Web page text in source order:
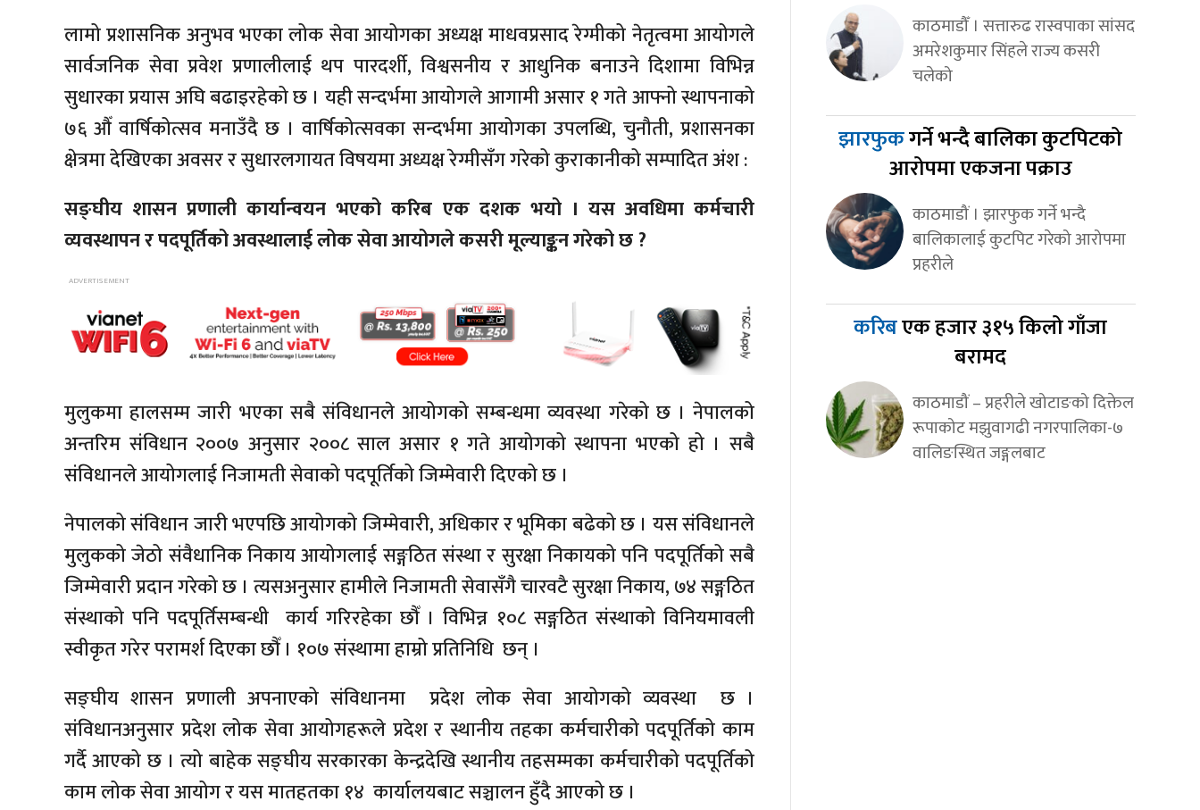
लामो प्रशासनिक अनुभव भएका लोक सेवा आयोगका अध्यक्ष माधवप्रसाद रेग्मीको नेतृत्वमा आयोगले
सार्वजनिक सेवा प्रवेश प्रणालीलाई थप पारदर्शी, विश्वसनीय र आधुनिक बनाउने दिशामा विभिन्न
सुधारका प्रयास अघि बढाइरहेको छ । यही सन्दर्भमा आयोगले आगामी असार १ गते आफ्नो स्थापनाको
७६ औँ वार्षिकोत्सव मनाउँदै छ । वार्षिकोत्सवका सन्दर्भमा आयोगका उपलब्धि, चुनौती, प्रशासनका
क्षेत्रमा देखिएका अवसर र सुधारलगायत विषयमा अध्यक्ष रेग्मीसँग गरेको कुराकानीको सम्पादित अंश :
सङ्घीय शासन प्रणाली कार्यान्वयन भएको करिब एक दशक भयो । यस अवधिमा कर्मचारी
व्यवस्थापन र पदपूर्तिको अवस्थालाई लोक सेवा आयोगले कसरी मूल्याङ्कन गरेको छ ?
मुलुकमा हालसम्म जारी भएका सबै संविधानले आयोगको सम्बन्धमा व्यवस्था गरेको छ । नेपालको
अन्तरिम संविधान २००७ अनुसार २००८ साल असार १ गते आयोगको स्थापना भएको हो । सबै
संविधानले आयोगलाई निजामती सेवाको पदपूर्तिको जिम्मेवारी दिएको छ ।
नेपालको संविधान जारी भएपछि आयोगको जिम्मेवारी, अधिकार र भूमिका बढेको छ । यस संविधानले
मुलुकको जेठो संवैधानिक निकाय आयोगलाई सङ्गठित संस्था र सुरक्षा निकायको पनि पदपूर्तिको सबै
जिम्मेवारी प्रदान गरेको छ । त्यसअनुसार हामीले निजामती सेवासँगै चारवटै सुरक्षा निकाय, ७४ सङ्गठित
संस्थाको पनि पदपूर्तिसम्बन्धी कार्य गरिरहेका छौँ । विभिन्न १०८ सङ्गठित संस्थाको विनियमावली
स्वीकृत गरेर परामर्श दिएका छौँ । १०७ संस्थामा हाम्रो प्रतिनिधि छन् ।
सङ्घीय शासन प्रणाली अपनाएको संविधानमा प्रदेश लोक सेवा आयोगको व्यवस्था छ ।
संविधानअनुसार प्रदेश लोक सेवा आयोगहरूले प्रदेश र स्थानीय तहका कर्मचारीको पदपूर्तिको काम
गर्दै आएको छ । त्यो बाहेक सङ्घीय सरकारका केन्द्रदेखि स्थानीय तहसम्मका कर्मचारीको पदपूर्तिको
काम लोक सेवा आयोग र यस मातहतका १४ कार्यालयबाट सञ्चालन हुँदै आएको छ ।
काठमाडौँ । सत्तारुढ रास्वपाका सांसद
अमरेशकुमार सिंहले राज्य कसरी
चलेको
झारफुकगर्ने भन्दै बालिका कुटपिटको
आरोपमा एकजना पक्राउ
काठमाडौं । झारफुक गर्ने भन्दै
बालिकालाई कुटपिट गरेको आरोपमा
प्रहरीले
करिबएक हजार ३१५ किलो गाँजा
बरामद
काठमाडौं – प्रहरीले खोटाङको दिक्तेल
रूपाकोट मझुवागढी नगरपालिका-७
वालिङस्थित जङ्गलबाट